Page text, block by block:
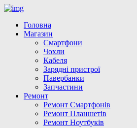
Головна
Магазин
Смартфони
Чохли
Кабеля
Зарядні пристрої
Павербанки
Запчастини
Ремонт
Ремонт Смартфонів
Ремонт Планшетів
Ремонт Ноутбуків